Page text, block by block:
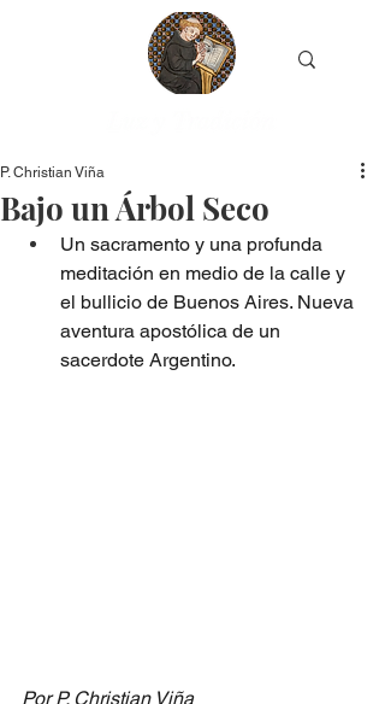
Bajo un Árbol Seco
P. Christian Viña
Un sacramento y una profunda
meditación en medio de la calle y
el bullicio de Buenos Aires. Nueva
aventura apostólica de un
sacerdote Argentino.
Por P. Christian Viña